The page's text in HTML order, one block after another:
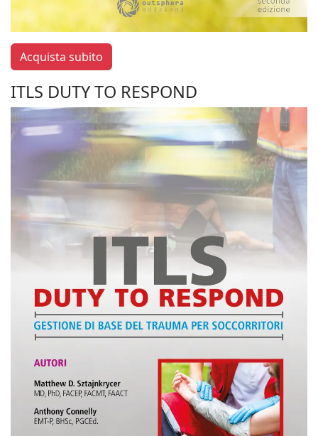
Acquista subito
ITLS DUTY TO RESPOND